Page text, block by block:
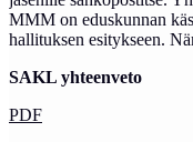
MMM on eduskunnan
hallituksen esitykseen.
SAKL yhteenveto
PDF